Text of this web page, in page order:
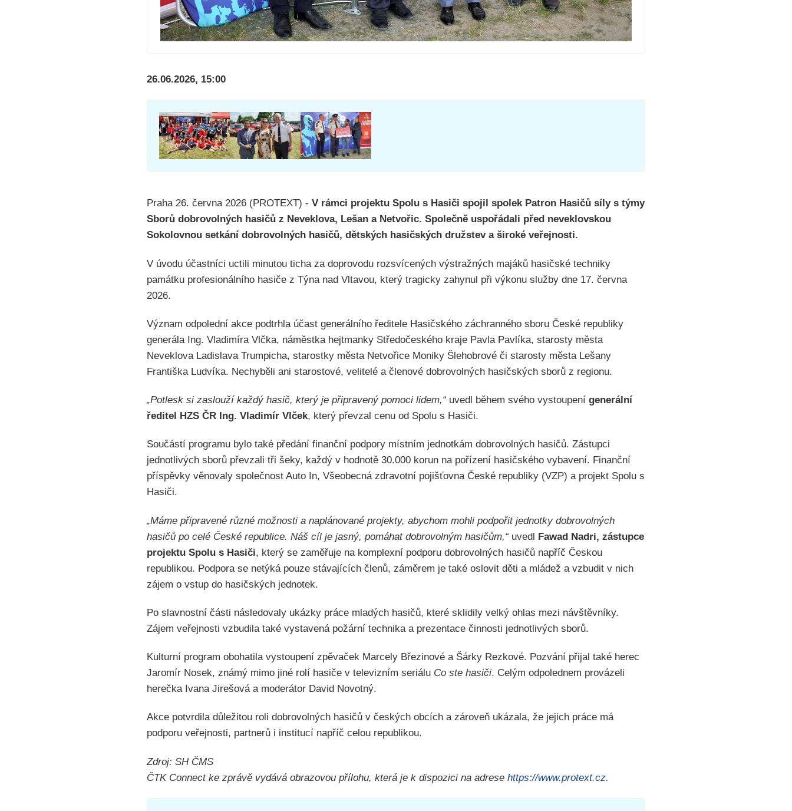
26.06.2026, 15:00
Praha 26. června 2026 (PROTEXT) - V rámci projektu Spolu s Hasiči spojil spolek Patron Hasičů síly s týmy
Sborů dobrovolných hasičů z Neveklova, Lešan a Netvořic. Společně uspořádali před neveklovskou
Sokolovnou setkání dobrovolných hasičů, dětských hasičských družstev a široké veřejnosti.
V úvodu účastníci uctili minutou ticha za doprovodu rozsvícených výstražných majáků hasičské techniky
památku profesionálního hasiče z Týna nad Vltavou, který tragicky zahynul při výkonu služby dne 17. června
2026.
Význam odpolední akce podtrhla účast generálního ředitele Hasičského záchranného sboru České republiky
generála Ing. Vladimíra Vlčka, náměstka hejtmanky Středočeského kraje Pavla Pavlíka, starosty města
Neveklova Ladislava Trumpicha, starostky města Netvořice Moniky Šlehobrové či starosty města Lešany
Františka Ludvíka. Nechyběli ani starostové, velitelé a členové dobrovolných hasičských sborů z regionu.
„Potlesk si zaslouží každý hasič, který je připravený pomoci lidem,“ uvedl během svého vystoupení generální
ředitel HZS ČR Ing. Vladimír Vlček, který převzal cenu od Spolu s Hasiči.
Součástí programu bylo také předání finanční podpory místním jednotkám dobrovolných hasičů. Zástupci
jednotlivých sborů převzali tři šeky, každý v hodnotě 30.000 korun na pořízení hasičského vybavení. Finanční
příspěvky věnovaly společnost Auto In, Všeobecná zdravotní pojišťovna České republiky (VZP) a projekt Spolu s
Hasiči.
„Máme připravené různé možnosti a naplánované projekty, abychom mohli podpořit jednotky dobrovolných
hasičů po celé České republice. Náš cíl je jasný, pomáhat dobrovolným hasičům,“ uvedl Fawad Nadri, zástupce
projektu Spolu s Hasiči, který se zaměřuje na komplexní podporu dobrovolných hasičů napříč Českou
republikou. Podpora se netýká pouze stávajících členů, záměrem je také oslovit děti a mládež a vzbudit v nich
zájem o vstup do hasičských jednotek.
Po slavnostní části následovaly ukázky práce mladých hasičů, které sklidily velký ohlas mezi návštěvníky.
Zájem veřejnosti vzbudila také vystavená požární technika a prezentace činnosti jednotlivých sborů.
Kulturní program obohatila vystoupení zpěvaček Marcely Březinové a Šárky Rezkové. Pozvání přijal také herec
Jaromír Nosek, známý mimo jiné rolí hasiče v televizním seriálu Co ste hasiči. Celým odpolednem provázeli
herečka Ivana Jirešová a moderátor David Novotný.
Akce potvrdila důležitou roli dobrovolných hasičů v českých obcích a zároveň ukázala, že jejich práce má
podporu veřejnosti, partnerů i institucí napříč celou republikou.
Zdroj: SH ČMS
ČTK Connect ke zprávě vydává obrazovou přílohu, která je k dispozici na adrese https://www.protext.cz.